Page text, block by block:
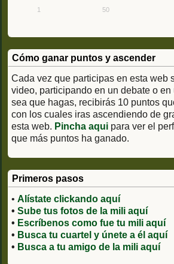
1
50
Cómo ganar puntos y ascender
Cada vez que participas en esta web
video, participando en un debate o
sea que hagas, recibirás 10 puntos
con los cuales iras ascendiendo de
esta web. Pincha aqui para ver el
que más puntos ha ganado.
Primeros pasos
• Alístate clickando aquí
• Sube tus fotos de la mili aquí
• Escríbenos como fue tu mili aquí
• Busca tu cuartel y únete a él aquí
• Busca a tu amigo de la mili aquí